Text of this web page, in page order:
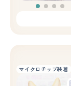
マイクロチップ装着